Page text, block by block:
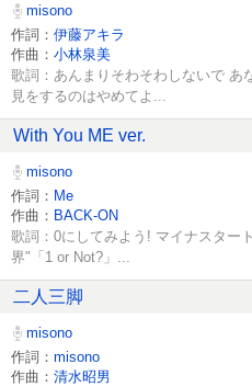
misono
作詞： 伊藤アキラ
作曲： 小林泉美
歌詞：あんまりそわそわしないで あ
見をするのはやめてよ...
With You ME ver.
misono
作詞： Me
作曲： BACK-ON
歌詞：0にしてみよう! マイナスター
界"「1 or Not?」...
二人三脚
misono
作詞： misono
作曲： 清水昭男